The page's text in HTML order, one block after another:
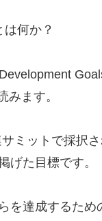
何か？
ます。
ミットで採択
げた目標です。
を達成するた